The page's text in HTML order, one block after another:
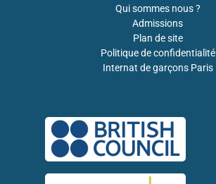
Qui sommes nous ?
Admissions
Plan de site
Politique de confidentialité
Internat de garçons Paris